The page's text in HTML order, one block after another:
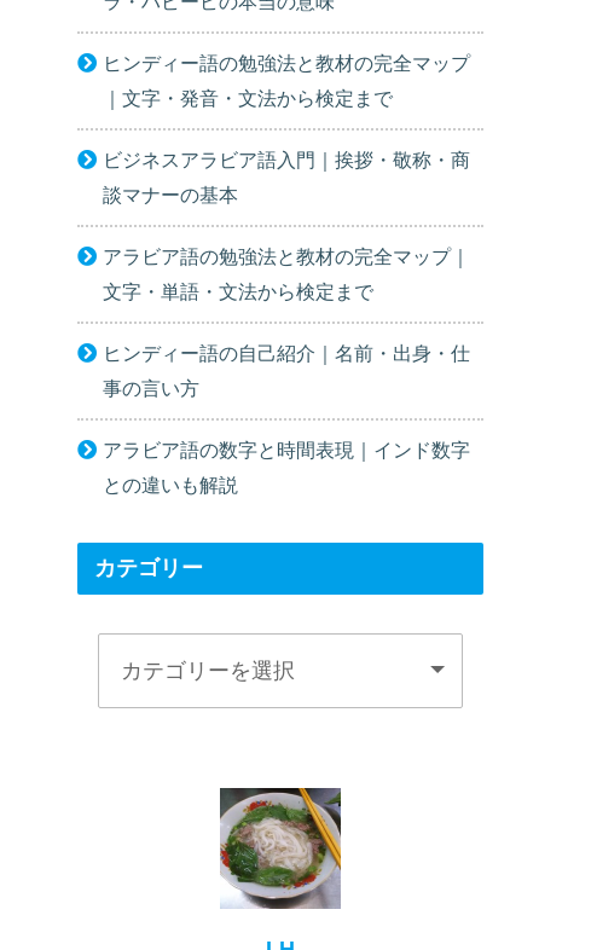
ヒンディー語の勉強法と教材の完全マップ
｜文字・発音・文法から検定まで
ビジネスアラビア語入門｜挨拶・敬称・商
談マナーの基本
アラビア語の勉強法と教材の完全マップ｜
文字・単語・文法から検定まで
ヒンディー語の自己紹介｜名前・出身・仕
事の言い方
アラビア語の数字と時間表現｜インド数字
との違いも解説
カテゴリー